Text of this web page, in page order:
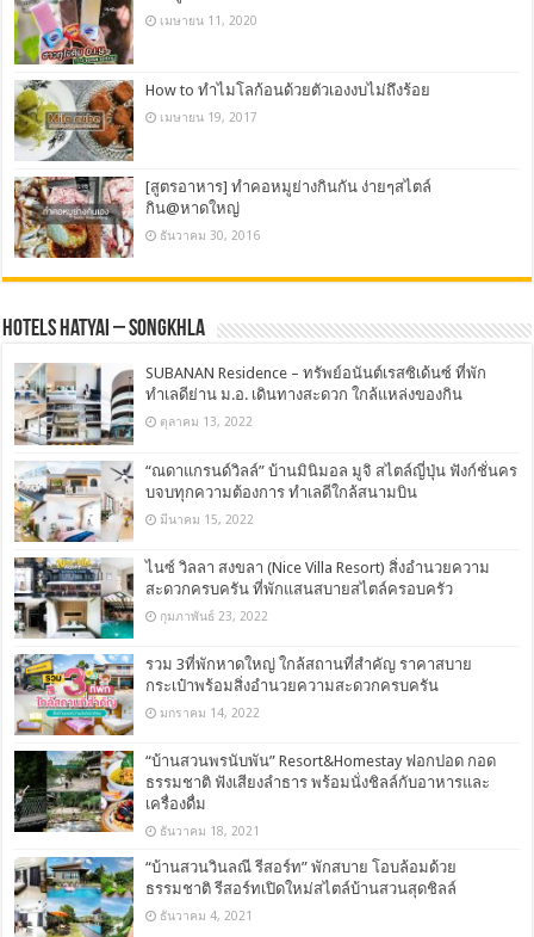
เมษายน 11, 2020
How to ทำไมโลก้อนด้วยตัวเองงบไม่ถึงร้อย
เมษายน 19, 2017
[สูตรอาหาร] ทำคอหมูย่างกินกัน ง่ายๆสไตล์
กิน@หาดใหญ่
ธันวาคม 30, 2016
Hotels Hatyai – Songkhla
SUBANAN Residence – ทรัพย์อนันต์เรสซิเด้นซ์ ที่พัก
ทำเลดีย่าน ม.อ. เดินทางสะดวก ใกล้แหล่งของกิน
ตุลาคม 13, 2022
“ณดาแกรนด์วิลล์” บ้านมินิมอล มูจิ สไตล์ญี่ปุ่น ฟังก์ชั่นคร
บจบทุกความต้องการ ทำเลดีใกล้สนามบิน
มีนาคม 15, 2022
ไนซ์ วิลลา สงขลา (Nice Villa Resort) สิ่งอำนวยความ
สะดวกครบครัน ที่พักแสนสบายสไตล์ครอบครัว
กุมภาพันธ์ 23, 2022
รวม 3ที่พักหาดใหญ่ ใกล้สถานที่สำคัญ ราคาสบาย
กระเป๋าพร้อมสิ่งอำนวยความสะดวกครบครัน
มกราคม 14, 2022
“บ้านสวนพรนับพัน” Resort&Homestay ฟอกปอด กอด
ธรรมชาติ ฟังเสียงลำธาร พร้อมนั่งชิลล์กับอาหารและ
เครื่องดื่ม
ธันวาคม 18, 2021
“บ้านสวนวินลณี รีสอร์ท” พักสบาย โอบล้อมด้วย
ธรรมชาติ รีสอร์ทเปิดใหม่สไตล์บ้านสวนสุดชิลล์
ธันวาคม 4, 2021